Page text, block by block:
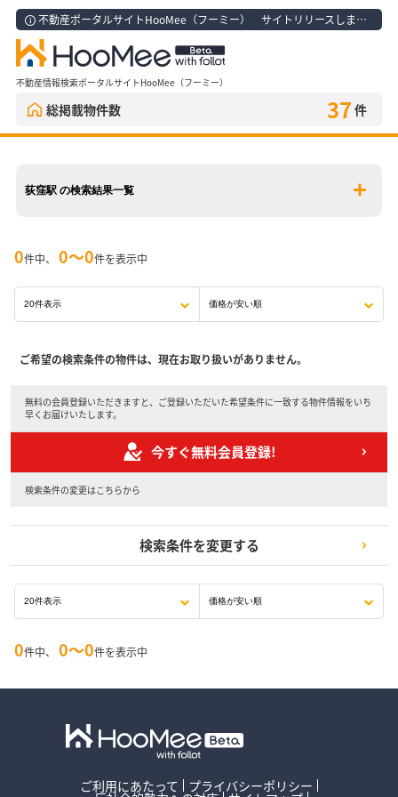
不動産ポータルサイトHooMee（フーミー） サイトリリースしました！
不動産情報検索ポータルサイトHooMee（フーミー）
総掲載物件数 37 件
荻窪駅 の検索結果一覧
0件中、 0〜0件を表示中
ご希望の検索条件の物件は、現在お取り扱いがありません。
無料の会員登録いただきますと、ご登録いただいた希望条件に一致する物件情報をいち
早くお届けいたします。
今すぐ無料会員登録!
検索条件の変更はこちらから
検索条件を変更する
0件中、 0〜0件を表示中
ご利用にあたって プライバシーポリシー